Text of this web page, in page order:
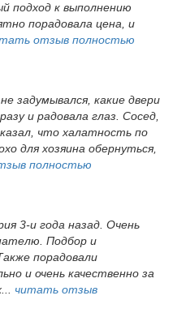
подход к выполнению
порадовала цена, и
отзыв полностью
задумывался, какие двери
и радовала глаз. Сосед,
что халатность по
для хозяина обернуться,
полностью
3-и года назад. Очень
Подбор и
порадовали
и очень качественно за
читать отзыв